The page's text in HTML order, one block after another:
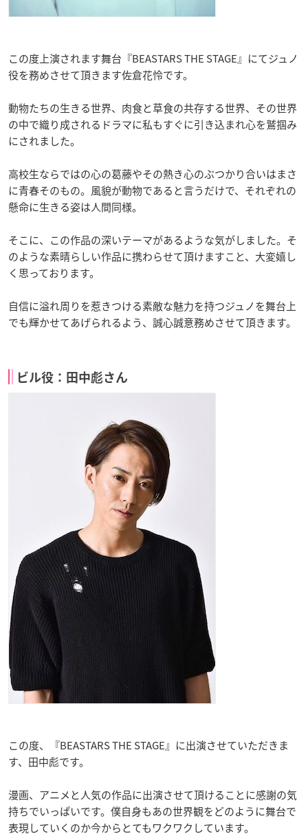
この度上演されます舞台『BEASTARS THE STAGE』にてジュノ
役を務めさせて頂きます佐倉花怜です。
動物たちの生きる世界、肉食と草食の共存する世界、その世界
の中で織り成されるドラマに私もすぐに引き込まれ心を鷲掴み
にされました。
高校生ならではの心の葛藤やその熱き心のぶつかり合いはまさ
に青春そのもの。風貌が動物であると言うだけで、それぞれの
懸命に生きる姿は人間同様。
そこに、この作品の深いテーマがあるような気がしました。そ
のような素晴らしい作品に携わらせて頂けますこと、大変嬉し
く思っております。
自信に溢れ周りを惹きつける素敵な魅力を持つジュノを舞台上
でも輝かせてあげられるよう、誠心誠意務めさせて頂きます。
ビル役：田中彪さん
この度、『BEASTARS THE STAGE』に出演させていただきま
す、田中彪です。
漫画、アニメと人気の作品に出演させて頂けることに感謝の気
持ちでいっぱいです。僕自身もあの世界観をどのように舞台で
表現していくのか今からとてもワクワクしています。